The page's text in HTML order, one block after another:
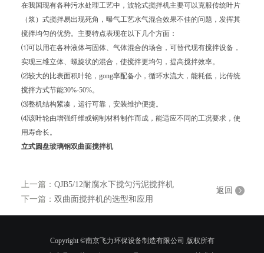
在我国现有各种污水处理工艺中，波轮式搅拌机主要可以克服传统叶片
（浆）式搅拌易出现死角，曝气工艺水气混合效果不佳的问题，发挥其
搅拌均匀的优势。主要特点表现在以下几个方面：
⑴可以用在各种液体与固体、气体混合的场合，可替代现有搅拌设备，
实现三维立体、螺旋状的混合，使搅拌更均匀，提高搅拌效率。
⑵较大的比表面积叶轮，gong率配备小，循环水流大，能耗低，比传统
搅拌方式节能30%-50%。
⑶整机结构紧凑，运行可靠，安装维护便捷。
⑷该叶轮由增强纤维或钢制材料制作而成，能适应不同的工况要求，使
用寿命长。
立式圆盘玻璃钢双曲面搅拌机
上一篇： QJB5/12耐腐水下搅匀污泥搅拌机
下一篇： 双曲面搅拌机的选型和应用
返回
Copyright ©南京飞力环保设备制造有限公司 版权所有